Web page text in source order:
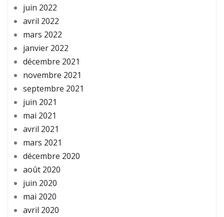
juin 2022
avril 2022
mars 2022
janvier 2022
décembre 2021
novembre 2021
septembre 2021
juin 2021
mai 2021
avril 2021
mars 2021
décembre 2020
août 2020
juin 2020
mai 2020
avril 2020